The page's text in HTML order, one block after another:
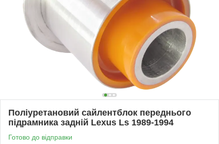
Поліуретановий сайлентблок переднього
підрамника задній Lexus Ls 1989-1994
Готово до відправки